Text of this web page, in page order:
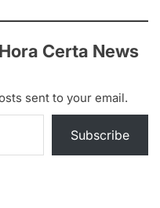
Certa News
sent to your email.
Subscribe